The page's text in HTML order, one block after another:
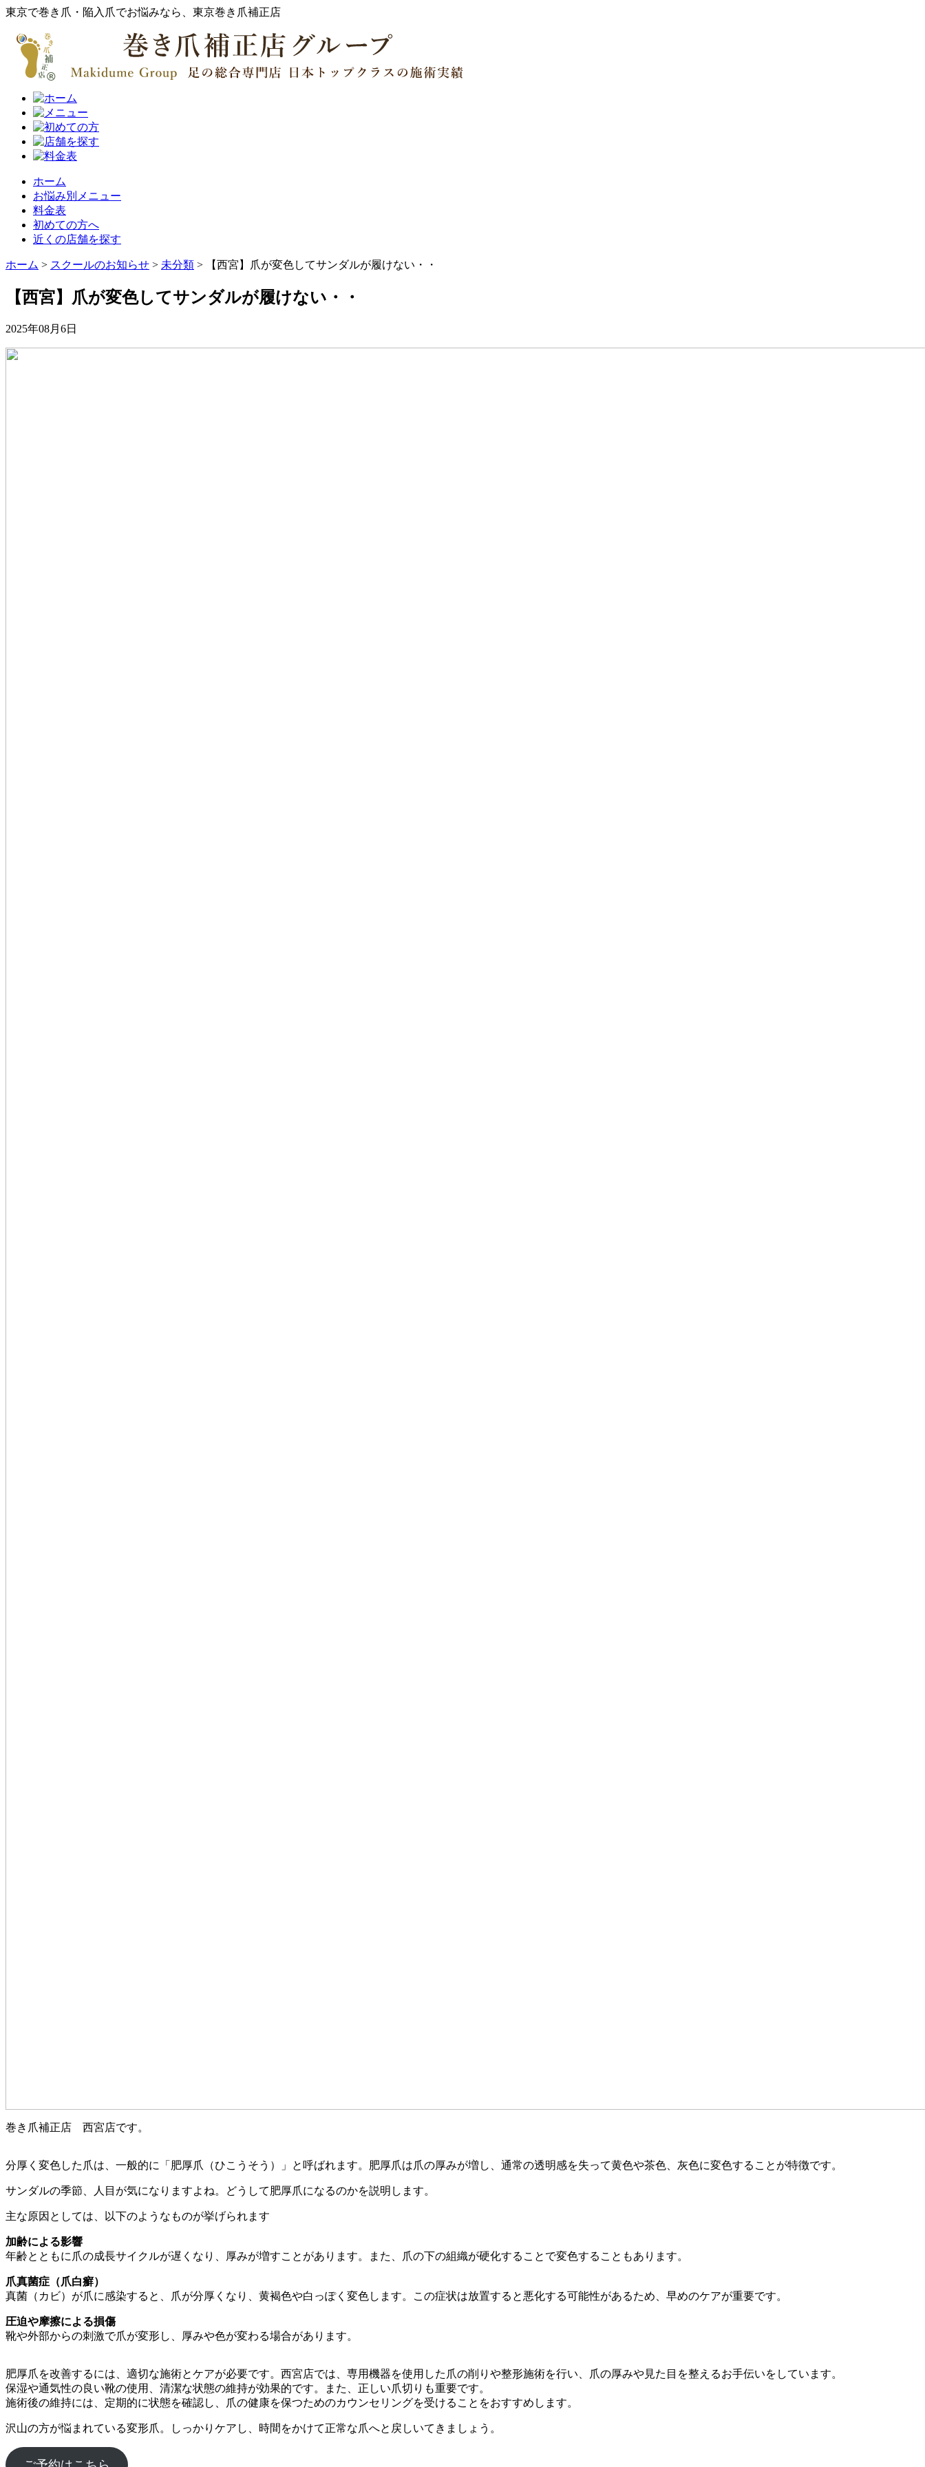
東京で巻き爪・陥入爪でお悩みなら、東京巻き爪補正店
ホーム
お悩み別メニュー
料金表
初めての方へ
近くの店舗を探す
ホーム > スクールのお知らせ > 未分類 > 【西宮】爪が変色してサンダルが履けない・・
【西宮】爪が変色してサンダルが履けない・・
2025年08月6日
巻き爪補正店 西宮店です。
分厚く変色した爪は、一般的に「肥厚爪（ひこうそう）」と呼ばれます。肥厚爪は爪の厚みが増し、通常の透明感を失って黄色や茶色、灰色に変色することが特徴です。
サンダルの季節、人目が気になりますよね。どうして肥厚爪になるのかを説明します。
主な原因としては、以下のようなものが挙げられます
加齢による影響
年齢とともに爪の成長サイクルが遅くなり、厚みが増すことがあります。また、爪の下の組織が硬化することで変色することもあります。
爪真菌症（爪白癬）
真菌（カビ）が爪に感染すると、爪が分厚くなり、黄褐色や白っぽく変色します。この症状は放置すると悪化する可能性があるため、早めのケアが重要です。
圧迫や摩擦による損傷
靴や外部からの刺激で爪が変形し、厚みや色が変わる場合があります。
肥厚爪を改善するには、適切な施術とケアが必要です。西宮店では、専用機器を使用した爪の削りや整形施術を行い、爪の厚みや見た目を整えるお手伝いをしています。
保湿や通気性の良い靴の使用、清潔な状態の維持が効果的です。また、正しい爪切りも重要です。
施術後の維持には、定期的に状態を確認し、爪の健康を保つためのカウンセリングを受けることをおすすめします。
沢山の方が悩まれている変形爪。しっかりケアし、時間をかけて正常な爪へと戻しいてきましょう。